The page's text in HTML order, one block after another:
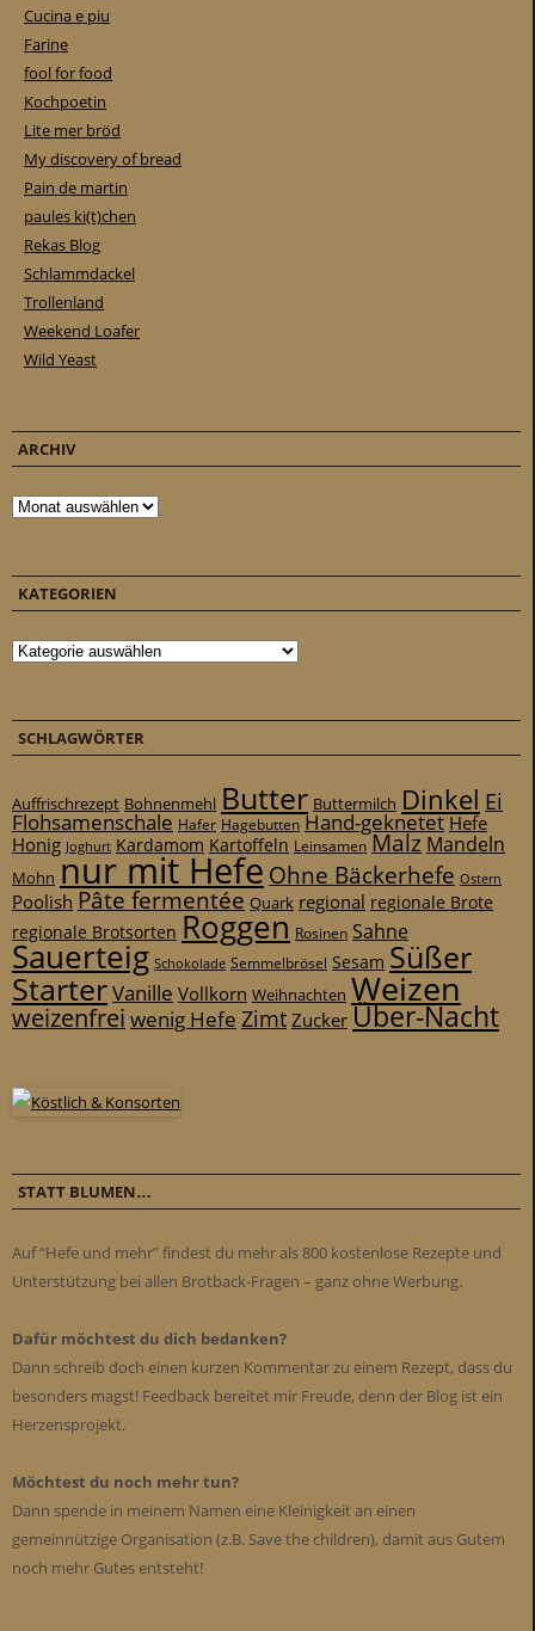
Cucina e piu
Farine
fool for food
Kochpoetin
Lite mer bröd
My discovery of bread
Pain de martin
paules ki(t)chen
Rekas Blog
Schlammdackel
Trollenland
Weekend Loafer
Wild Yeast
ARCHIV
Archiv
KATEGORIEN
Kategorien
SCHLAGWÖRTER
Auffrischrezept Bohnenmehl Butter Buttermilch Dinkel Ei
Flohsamenschale Hafer Hagebutten Hand-geknetet Hefe
Honig Joghurt Kardamom Kartoffeln Leinsamen Malz Mandeln
Mohn nur mit Hefe Ohne Bäckerhefe Ostern
Poolish Pâte fermentée Quark regional regionale Brote
regionale Brotsorten Roggen Rosinen Sahne
Sauerteig Schokolade Semmelbrösel Sesam Süßer
StarterVanille Vollkorn Weihnachten Weizen
weizenfrei wenig Hefe ZimtZuckerÜber-Nacht
STATT BLUMEN…
Auf “Hefe und mehr” findest du mehr als 800 kostenlose Rezepte und
Unterstützung bei allen Brotback-Fragen – ganz ohne Werbung.
Dafür möchtest du dich bedanken?
Dann schreib doch einen kurzen Kommentar zu einem Rezept, dass du
besonders magst! Feedback bereitet mir Freude, denn der Blog ist ein
Herzensprojekt.
Möchtest du noch mehr tun?
Dann spende in meinem Namen eine Kleinigkeit an einen
gemeinnützige Organisation (z.B. Save the children), damit aus Gutem
noch mehr Gutes entsteht!